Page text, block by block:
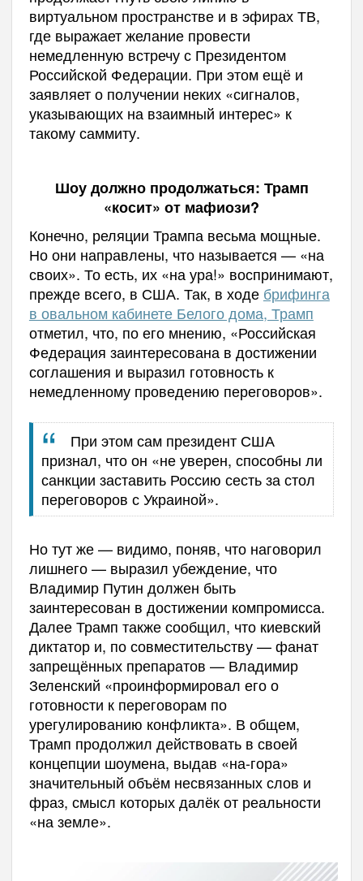
виртуальном пространстве и в эфирах ТВ,
где выражает желание провести
немедленную встречу с Президентом
Российской Федерации. При этом ещё и
заявляет о получении неких «сигналов,
указывающих на взаимный интерес» к
такому саммиту.
Шоу должно продолжаться: Трамп
«косит» от мафиози?
Конечно, реляции Трампа весьма мощные.
Но они направлены, что называется — «на
своих». То есть, их «на ура!» воспринимают,
прежде всего, в США. Так, в ходе брифинга
в овальном кабинете Белого дома, Трамп
отметил, что, по его мнению, «Российская
Федерация заинтересована в достижении
соглашения и выразил готовность к
немедленному проведению переговоров».
При этом сам президент США
признал, что он «не уверен, способны ли
санкции заставить Россию сесть за стол
переговоров с Украиной».
Но тут же — видимо, поняв, что наговорил
лишнего — выразил убеждение, что
Владимир Путин должен быть
заинтересован в достижении компромисса.
Далее Трамп также сообщил, что киевский
диктатор и, по совместительству — фанат
запрещённых препаратов — Владимир
Зеленский «проинформировал его о
готовности к переговорам по
урегулированию конфликта». В общем,
Трамп продолжил действовать в своей
концепции шоумена, выдав «на-гора»
значительный объём несвязанных слов и
фраз, смысл которых далёк от реальности
«на земле».